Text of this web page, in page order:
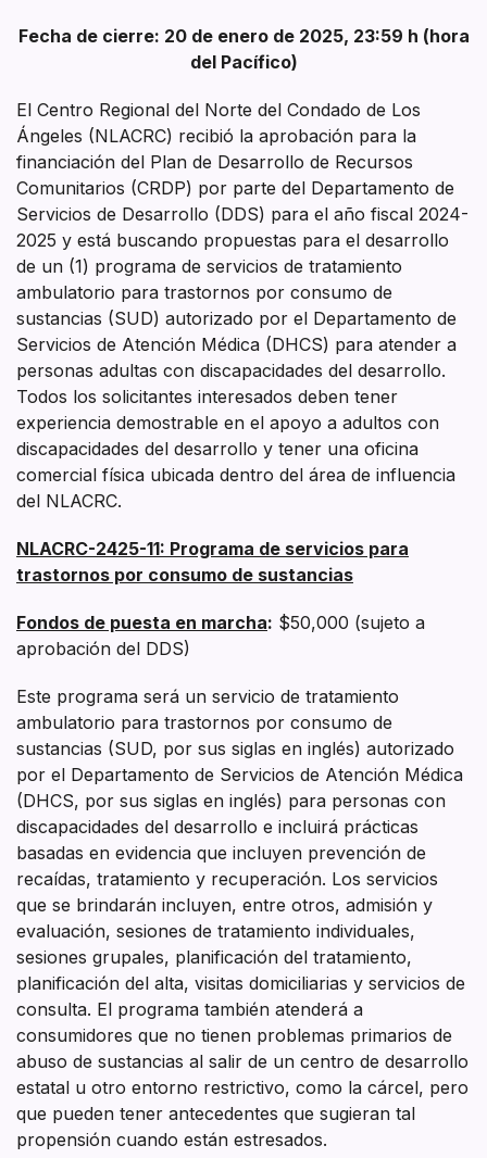
Fecha de cierre: 20 de enero de 2025, 23:59 h (hora
del Pacífico)
El Centro Regional del Norte del Condado de Los
Ángeles (NLACRC) recibió la aprobación para la
financiación del Plan de Desarrollo de Recursos
Comunitarios (CRDP) por parte del Departamento de
Servicios de Desarrollo (DDS) para el año fiscal 2024-
2025 y está buscando propuestas para el desarrollo
de un (1) programa de servicios de tratamiento
ambulatorio para trastornos por consumo de
sustancias (SUD) autorizado por el Departamento de
Servicios de Atención Médica (DHCS) para atender a
personas adultas con discapacidades del desarrollo.
Todos los solicitantes interesados deben tener
experiencia demostrable en el apoyo a adultos con
discapacidades del desarrollo y tener una oficina
comercial física ubicada dentro del área de influencia
del NLACRC.
NLACRC-2425-11: Programa de servicios para
trastornos por consumo de sustancias
Fondos de puesta en marcha: $50,000 (sujeto a
aprobación del DDS)
Este programa será un servicio de tratamiento
ambulatorio para trastornos por consumo de
sustancias (SUD, por sus siglas en inglés) autorizado
por el Departamento de Servicios de Atención Médica
(DHCS, por sus siglas en inglés) para personas con
discapacidades del desarrollo e incluirá prácticas
basadas en evidencia que incluyen prevención de
recaídas, tratamiento y recuperación. Los servicios
que se brindarán incluyen, entre otros, admisión y
evaluación, sesiones de tratamiento individuales,
sesiones grupales, planificación del tratamiento,
planificación del alta, visitas domiciliarias y servicios de
consulta. El programa también atenderá a
consumidores que no tienen problemas primarios de
abuso de sustancias al salir de un centro de desarrollo
estatal u otro entorno restrictivo, como la cárcel, pero
que pueden tener antecedentes que sugieran tal
propensión cuando están estresados.